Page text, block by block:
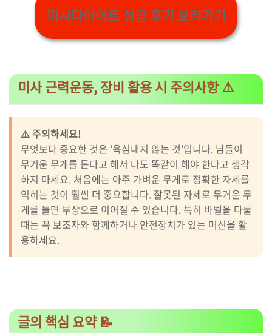
미사다이어트 성공 후기 보러가기
미사 근력운동, 장비 활용 시 주의사항 ⚠️
⚠️ 주의하세요!
무엇보다 중요한 것은 '욕심내지 않는 것'입니다. 남들이
무거운 무게를 든다고 해서 나도 똑같이 해야 한다고 생각
하지 마세요. 처음에는 아주 가벼운 무게로 정확한 자세를
익히는 것이 훨씬 더 중요합니다. 잘못된 자세로 무거운 무
게를 들면 부상으로 이어질 수 있습니다. 특히 바벨을 다룰
때는 꼭 보조자와 함께하거나 안전장치가 있는 머신을 활
용하세요.
글의 핵심 요약 📝